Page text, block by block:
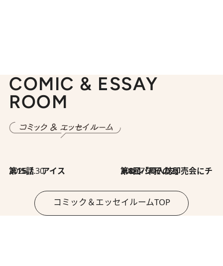
COMIC & ESSAY
ROOM
2026.7.30
第15話 アイス 2026.7.30
第8回「同人誌即売会にチャレンジ その2」
コミック＆エッセイルームTOP